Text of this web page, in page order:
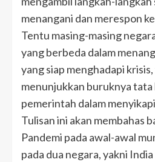
menangani dan merespon
Tentu masing-masing
yang berbeda dalam
yang siap menghadapi
menunjukkan buruknya tata
pemerintah dalam
Tulisan ini akan membahas
Pandemi pada awal-awal
pada dua negara, yakni